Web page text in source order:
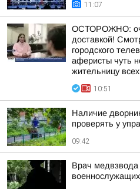
11:07
ОСТОРОЖНО:
доставкой!
городского
аферисты чуть
жительницу
10:51
Наличие
проверять у
09:42
Врач медвзвода